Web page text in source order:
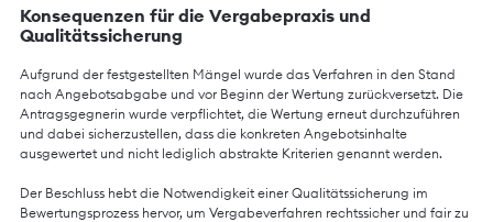
Konsequenzen für die Vergabepraxis und
Qualitätssicherung
Aufgrund der festgestellten Mängel wurde das Verfahren in den Stand
nach Angebotsabgabe und vor Beginn der Wertung zurückversetzt. Die
Antragsgegnerin wurde verpflichtet, die Wertung erneut durchzuführen
und dabei sicherzustellen, dass die konkreten Angebotsinhalte
ausgewertet und nicht lediglich abstrakte Kriterien genannt werden.
Der Beschluss hebt die Notwendigkeit einer Qualitätssicherung im
Bewertungsprozess hervor, um Vergabeverfahren rechtssicher und fair zu